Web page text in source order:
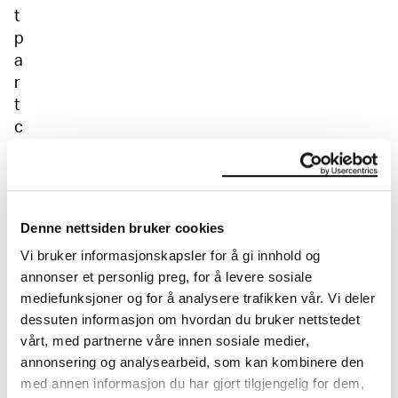
Denne nettsiden bruker cookies
Vi bruker informasjonskapsler for å gi innhold og
annonser et personlig preg, for å levere sosiale
mediefunksjoner og for å analysere trafikken vår. Vi deler
dessuten informasjon om hvordan du bruker nettstedet
vårt, med partnerne våre innen sosiale medier,
annonsering og analysearbeid, som kan kombinere den
med annen informasjon du har gjort tilgjengelig for dem,
t
p
a
r
t
c
a
d
b
y
h
e